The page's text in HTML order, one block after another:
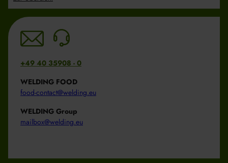
+49 40 35908 - 0
WELDING FOOD
food-contact@welding.eu
WELDING Group
mailbox@welding.eu